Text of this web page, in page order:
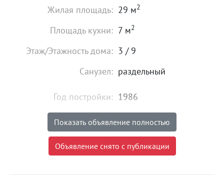
Жилая площадь: 29 м2
Площадь кухни: 7 м2
Этаж/Этажность дома: 3 / 9
Санузел: раздельный
Год постройки: 1986
Состояние: хорошее
Цена: 4 500 000
Показать объявление полностью
Объявление снято с публикации